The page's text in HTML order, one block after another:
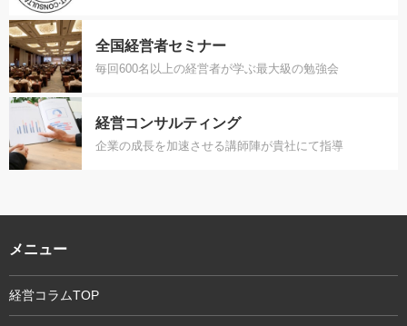
全国経営者セミナー
毎回600名以上の経営者が学ぶ最大級の勉強会
経営コンサルティング
企業の成長を加速させる講師陣が貴社にて指導
メニュー
経営コラムTOP